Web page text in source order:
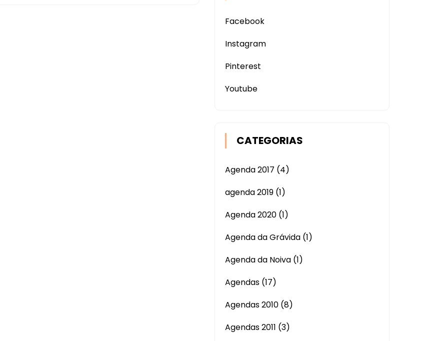
Facebook
Instagram
Pinterest
Youtube
CATEGORIAS
Agenda 2017 (4)
agenda 2019 (1)
Agenda 2020 (1)
Agenda da Grávida (1)
Agenda da Noiva (1)
Agendas (17)
Agendas 2010 (8)
Agendas 2011 (3)